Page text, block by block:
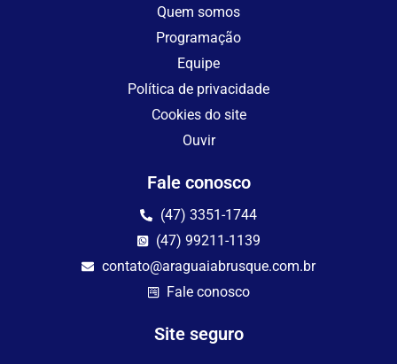
Quem somos
Programação
Equipe
Política de privacidade
Cookies do site
Ouvir
Fale conosco
(47) 3351-1744
(47) 99211-1139
contato@araguaiabrusque.com.br
Fale conosco
Site seguro